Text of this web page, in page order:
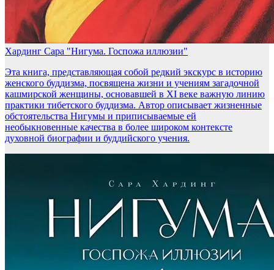
Хардинг Сара "Нигума. Госпожа иллюзии"
Эта книга, представляющая собой редкий экскурс в историю
женского буддизма, посвящена жизни и учениям загадочной
кашмирской женщины, основавшей в XI веке важную линию
практики тибетского буддизма. Автор описывает жизненные
обстоятельства Нигумы и приписываемые ей
необыкновенные качества в более широком контексте
духовной биографии и буддийского учения.